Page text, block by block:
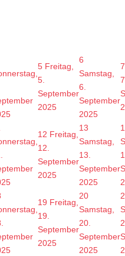
5 Freitag,
5.
September
2025
6
Samstag,
6.
September
2025
7
12 Freitag,
12.
September
2025
13
Samstag,
13.
September
2025
19 Freitag,
19.
September
2025
20
Samstag,
20.
September
2025